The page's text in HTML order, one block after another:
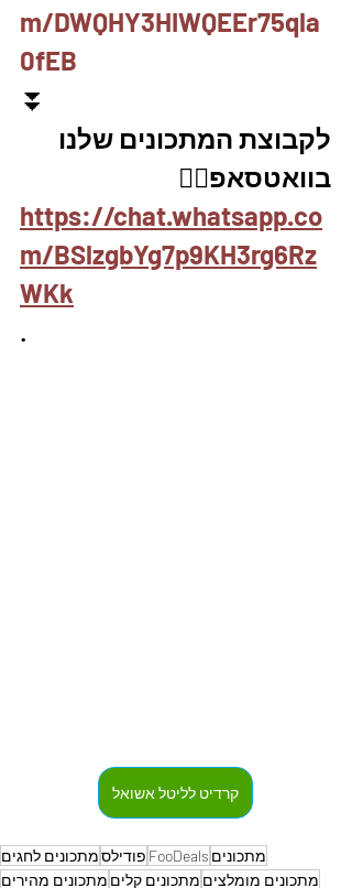
m/DWQHY3HIWQEEr75qla
0fEB
⏬
לקבוצת המתכונים שלנו
בוואטסאפ👇🏽
https://chat.whatsapp.co
m/BSlzgbYg7p9KH3rg6Rz
WKk
.
קרדיט לליטל אשואל
מתכונים FooDeals פודילסמתכונים לחגים
מתכונים מומלצים מתכונים קלים מתכונים מהירים